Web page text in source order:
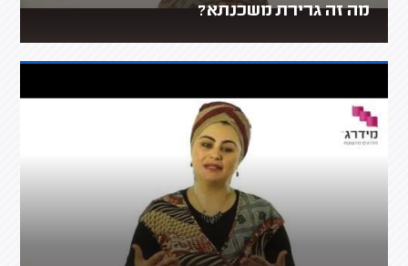
מה זה גרירת משכנתא?